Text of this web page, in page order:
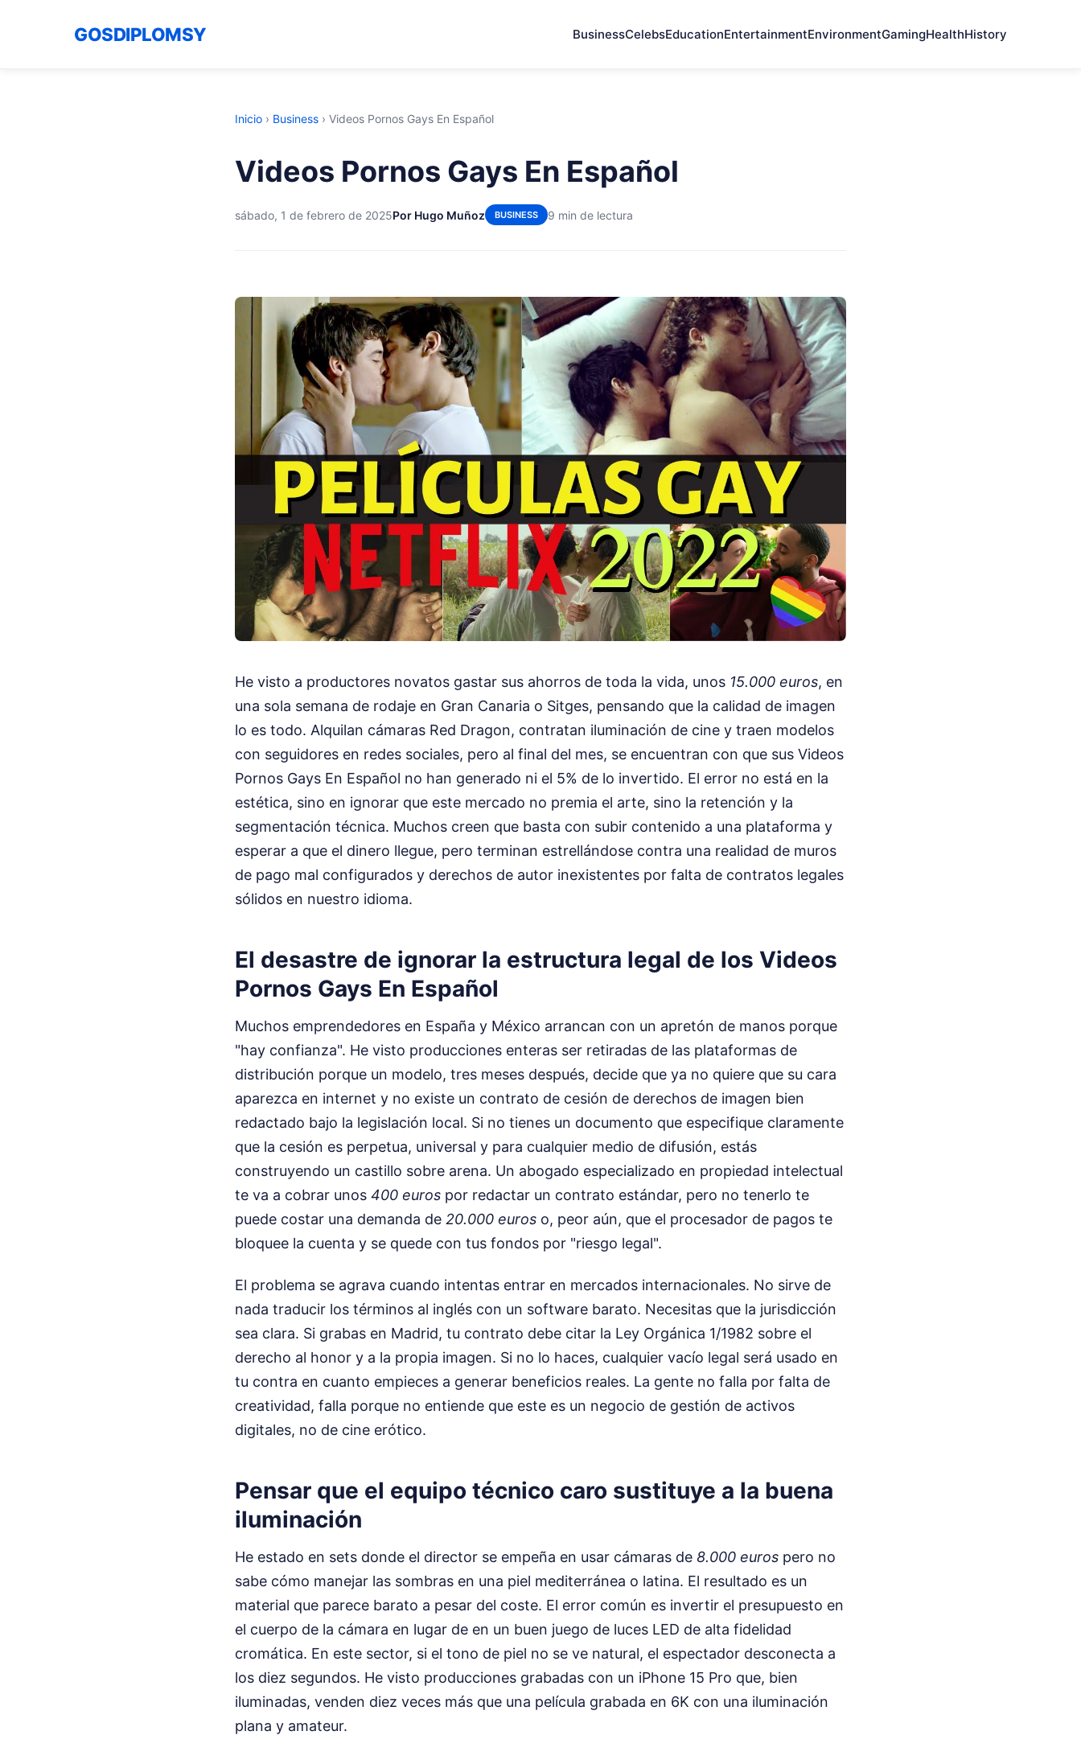
GOSDIPLOMSY BusinessCelebsEducationEntertainmentEnvironmentGamingHealthHistory
Inicio › Business › Videos Pornos Gays En Español
Videos Pornos Gays En Español
sábado, 1 de febrero de 2025Por Hugo Muñoz BUSINESS 9 min de lectura
He visto a productores novatos gastar sus ahorros de toda la vida, unos 15.000 euros, en
una sola semana de rodaje en Gran Canaria o Sitges, pensando que la calidad de imagen
lo es todo. Alquilan cámaras Red Dragon, contratan iluminación de cine y traen modelos
con seguidores en redes sociales, pero al final del mes, se encuentran con que sus Videos
Pornos Gays En Español no han generado ni el 5% de lo invertido. El error no está en la
estética, sino en ignorar que este mercado no premia el arte, sino la retención y la
segmentación técnica. Muchos creen que basta con subir contenido a una plataforma y
esperar a que el dinero llegue, pero terminan estrellándose contra una realidad de muros
de pago mal configurados y derechos de autor inexistentes por falta de contratos legales
sólidos en nuestro idioma.
El desastre de ignorar la estructura legal de los Videos
Pornos Gays En Español
Muchos emprendedores en España y México arrancan con un apretón de manos porque
"hay confianza". He visto producciones enteras ser retiradas de las plataformas de
distribución porque un modelo, tres meses después, decide que ya no quiere que su cara
aparezca en internet y no existe un contrato de cesión de derechos de imagen bien
redactado bajo la legislación local. Si no tienes un documento que especifique claramente
que la cesión es perpetua, universal y para cualquier medio de difusión, estás
construyendo un castillo sobre arena. Un abogado especializado en propiedad intelectual
te va a cobrar unos 400 euros por redactar un contrato estándar, pero no tenerlo te
puede costar una demanda de 20.000 euros o, peor aún, que el procesador de pagos te
bloquee la cuenta y se quede con tus fondos por "riesgo legal".
El problema se agrava cuando intentas entrar en mercados internacionales. No sirve de
nada traducir los términos al inglés con un software barato. Necesitas que la jurisdicción
sea clara. Si grabas en Madrid, tu contrato debe citar la Ley Orgánica 1/1982 sobre el
derecho al honor y a la propia imagen. Si no lo haces, cualquier vacío legal será usado en
tu contra en cuanto empieces a generar beneficios reales. La gente no falla por falta de
creatividad, falla porque no entiende que este es un negocio de gestión de activos
digitales, no de cine erótico.
Pensar que el equipo técnico caro sustituye a la buena
iluminación
He estado en sets donde el director se empeña en usar cámaras de 8.000 euros pero no
sabe cómo manejar las sombras en una piel mediterránea o latina. El resultado es un
material que parece barato a pesar del coste. El error común es invertir el presupuesto en
el cuerpo de la cámara en lugar de en un buen juego de luces LED de alta fidelidad
cromática. En este sector, si el tono de piel no se ve natural, el espectador desconecta a
los diez segundos. He visto producciones grabadas con un iPhone 15 Pro que, bien
iluminadas, venden diez veces más que una película grabada en 6K con una iluminación
plana y amateur.